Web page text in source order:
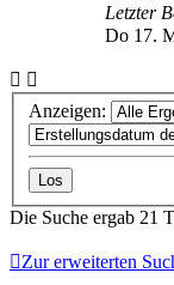
Letzter
Do 17.
Anzeigen:
Die Suche ergab 21
Zur erweiterten